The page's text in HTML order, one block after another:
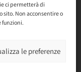
ci permetterà di
sito. Non acconsentire o
funzioni.
le preferenze